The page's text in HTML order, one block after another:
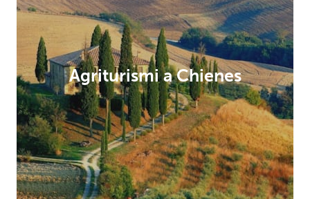
Agriturismi a Chienes